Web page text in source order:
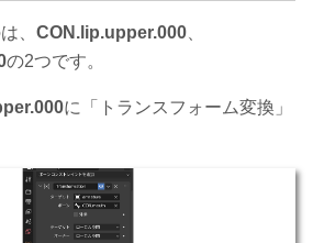
、 CON.lip.upper.000、
の2つです。
に「トランスフォーム変換」